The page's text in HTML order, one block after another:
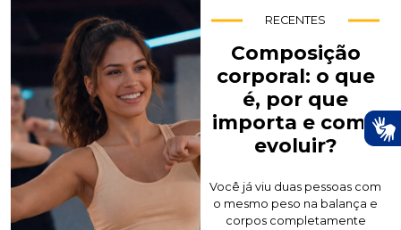
RECENTES
Composição
corporal: o que
é, por que
importa e como
evoluir?
Você já viu duas pessoas com
o mesmo peso na balança e
corpos completamente